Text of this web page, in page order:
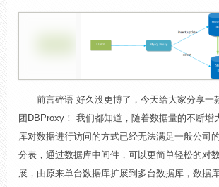
前言碎语 好久没更博了，今天给大家分享一
团DBProxy！ 我们都知道，随着数据量的不断增
库对数据进行访问的方式已经无法满足一般公司
分表，通过数据库中间件，可以更简单轻松的对
展，由原来单台数据库扩展到多台数据库，数据